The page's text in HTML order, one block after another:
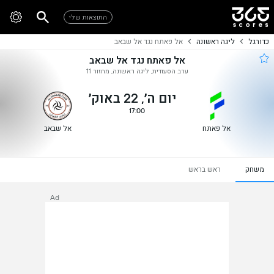
התוצאות שלי
כדורגל ליגה ראשונה אל פאתח נגד אל שבאב
אל פאתח נגד אל שבאב
ערב הסעודית, ליגה ראשונה, מחזור 11
אל פאתח
יום ה׳, 22 באוק׳
17:00
אל שבאב
משחק ראש בראש
Ad